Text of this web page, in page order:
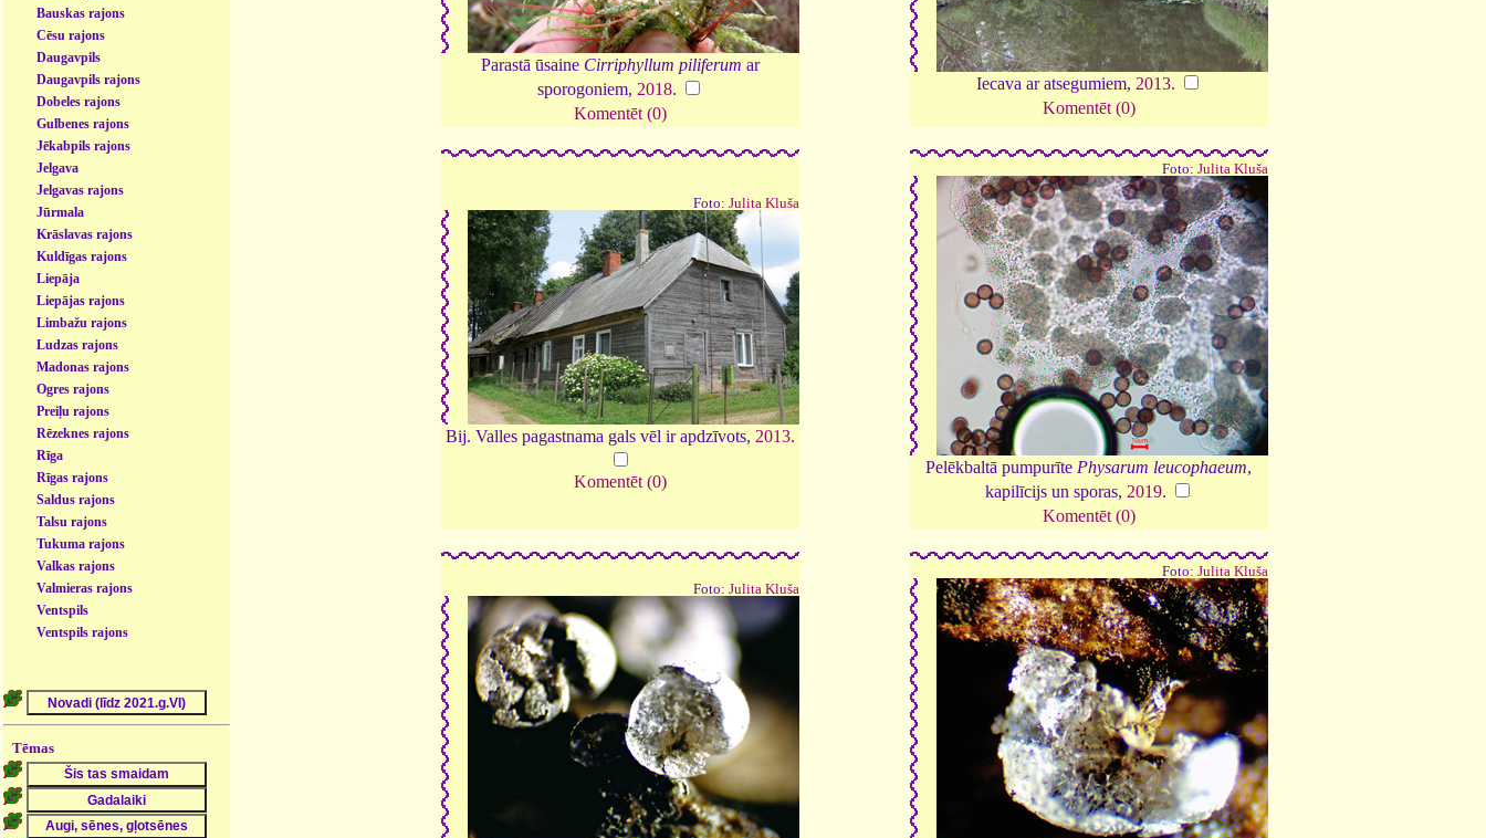
Bauskas rajons
Cēsu rajons
Daugavpils
Daugavpils rajons
Dobeles rajons
Gulbenes rajons
Jēkabpils rajons
Jelgava
Jelgavas rajons
Jūrmala
Krāslavas rajons
Kuldīgas rajons
Liepāja
Liepājas rajons
Limbažu rajons
Ludzas rajons
Madonas rajons
Ogres rajons
Preiļu rajons
Rēzeknes rajons
Rīga
Rīgas rajons
Saldus rajons
Talsu rajons
Tukuma rajons
Valkas rajons
Valmieras rajons
Ventspils
Ventspils rajons
Tēmas
Parastā ūsaine Cirriphyllum piliferum ar
sporogoniem, 2018.
Komentēt (0)
Iecava ar atsegumiem, 2013.
Komentēt (0)
Foto: Julita Kluša
Bij. Valles pagastnama gals vēl ir apdzīvots, 2013.
Komentēt (0)
Foto: Julita Kluša
Pelēkbaltā pumpurīte Physarum leucophaeum,
kapilīcijs un sporas, 2019.
Komentēt (0)
Foto: Julita Kluša
Foto: Julita Kluša